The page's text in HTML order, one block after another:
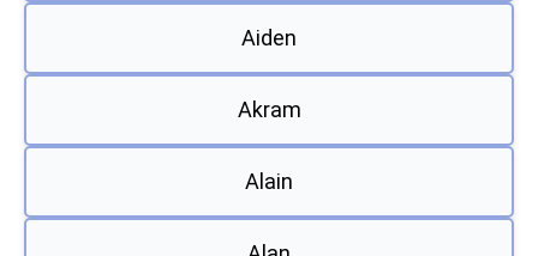
Aiden
Akram
Alain